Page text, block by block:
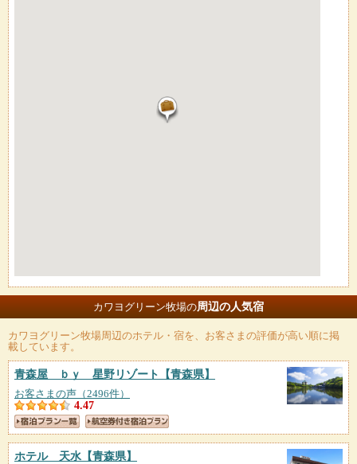
カワヨグリーン牧場の周辺の人気宿
カワヨグリーン牧場周辺のホテル・宿を、お客さまの評価が高い順に掲
載しています。
青森屋 ｂｙ 星野リゾート 【青森県】
お客さまの声（2496件）
4.47
ホテル 天水 【青森県】